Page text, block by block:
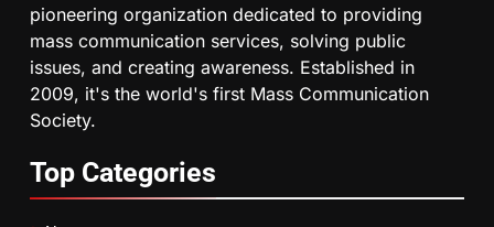
pioneering organization dedicated to providing
mass communication services, solving public
issues, and creating awareness. Established in
2009, it's the world's first Mass Communication
Society.
Top Categories